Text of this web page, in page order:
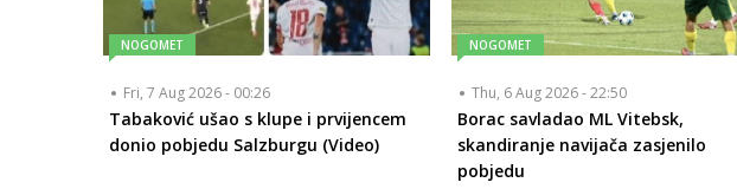
NOGOMET
Fri, 7 Aug 2026 - 00:26
Tabaković ušao s klupe i prvijencem
donio pobjedu Salzburgu (Video)
NOGOMET
Thu, 6 Aug 2026 - 22:50
Borac savladao ML Vitebsk,
skandiranje navijača zasjenilo
pobjedu